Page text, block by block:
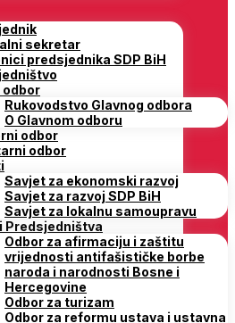
sekretar
predsjednika SDP BiH
odbor
Rukovodstvo Glavnog odbora
O Glavnom odboru
odbor
odbor
Savjet za ekonomski razvoj
Savjet za razvoj SDP BiH
Savjet za lokalnu samoupravu
Predsjedništva
Odbor za afirmaciju i zaštitu
vrijednosti antifašističke borbe
naroda i narodnosti Bosne i
Hercegovine
Odbor za turizam
Odbor za reformu ustava i ustavna